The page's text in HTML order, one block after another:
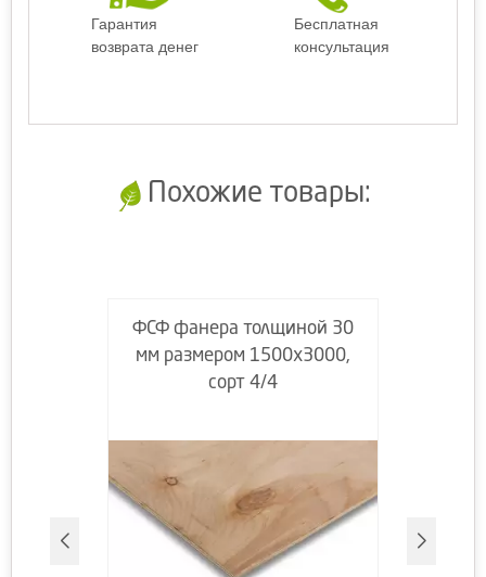
Гарантия
возврата денег
Бесплатная
консультация
Похожие товары:
ФСФ фанера толщиной 30
мм размером 1500х3000,
сорт 4/4